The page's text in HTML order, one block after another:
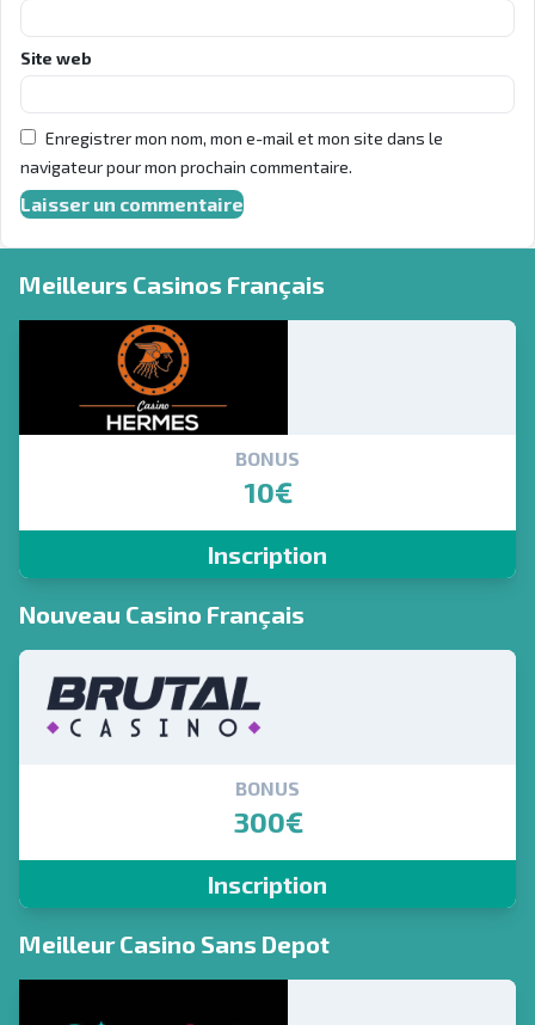
Site web
Enregistrer mon nom, mon e-mail et mon site dans le
navigateur pour mon prochain commentaire.
Meilleurs Casinos Français
BONUS
10€
Inscription
Nouveau Casino Français
BONUS
300€
Inscription
Meilleur Casino Sans Depot